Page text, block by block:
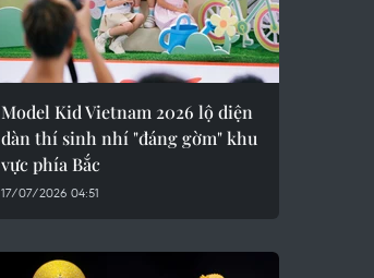
Model Kid Vietnam 2026 lộ diện
dàn thí sinh nhí "đáng gờm" khu
vực phía Bắc
17/07/2026 04:51